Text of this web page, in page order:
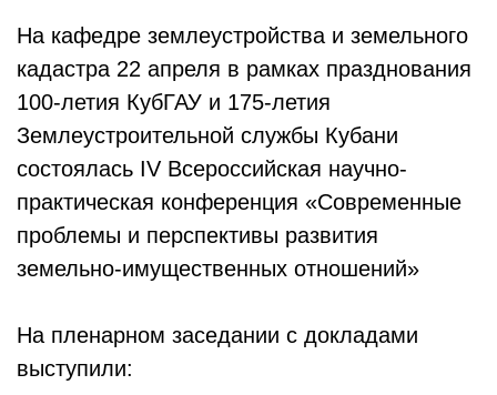
На кафедре землеустройства и земельного
кадастра 22 апреля в рамках празднования
100-летия КубГАУ и 175-летия
Землеустроительной службы Кубани
состоялась IV Всероссийская научно-
практическая конференция «Современные
проблемы и перспективы развития
земельно-имущественных отношений»
На пленарном заседании с докладами
выступили: